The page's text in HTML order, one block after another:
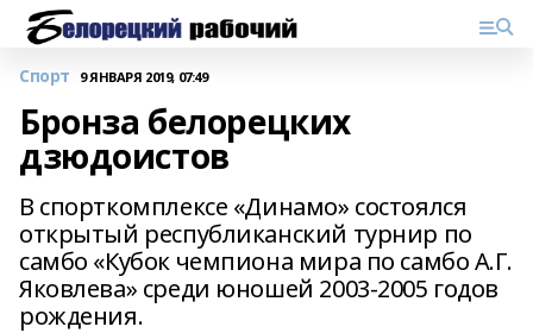
Спорт 9 ЯНВАРЯ 2019, 07:49
Бронза белорецких
дзюдоистов
В спорткомплексе «Динамо» состоялся
открытый республиканский турнир по
самбо «Кубок чемпиона мира по самбо А.Г.
Яковлева» среди юношей 2003-2005 годов
рождения.